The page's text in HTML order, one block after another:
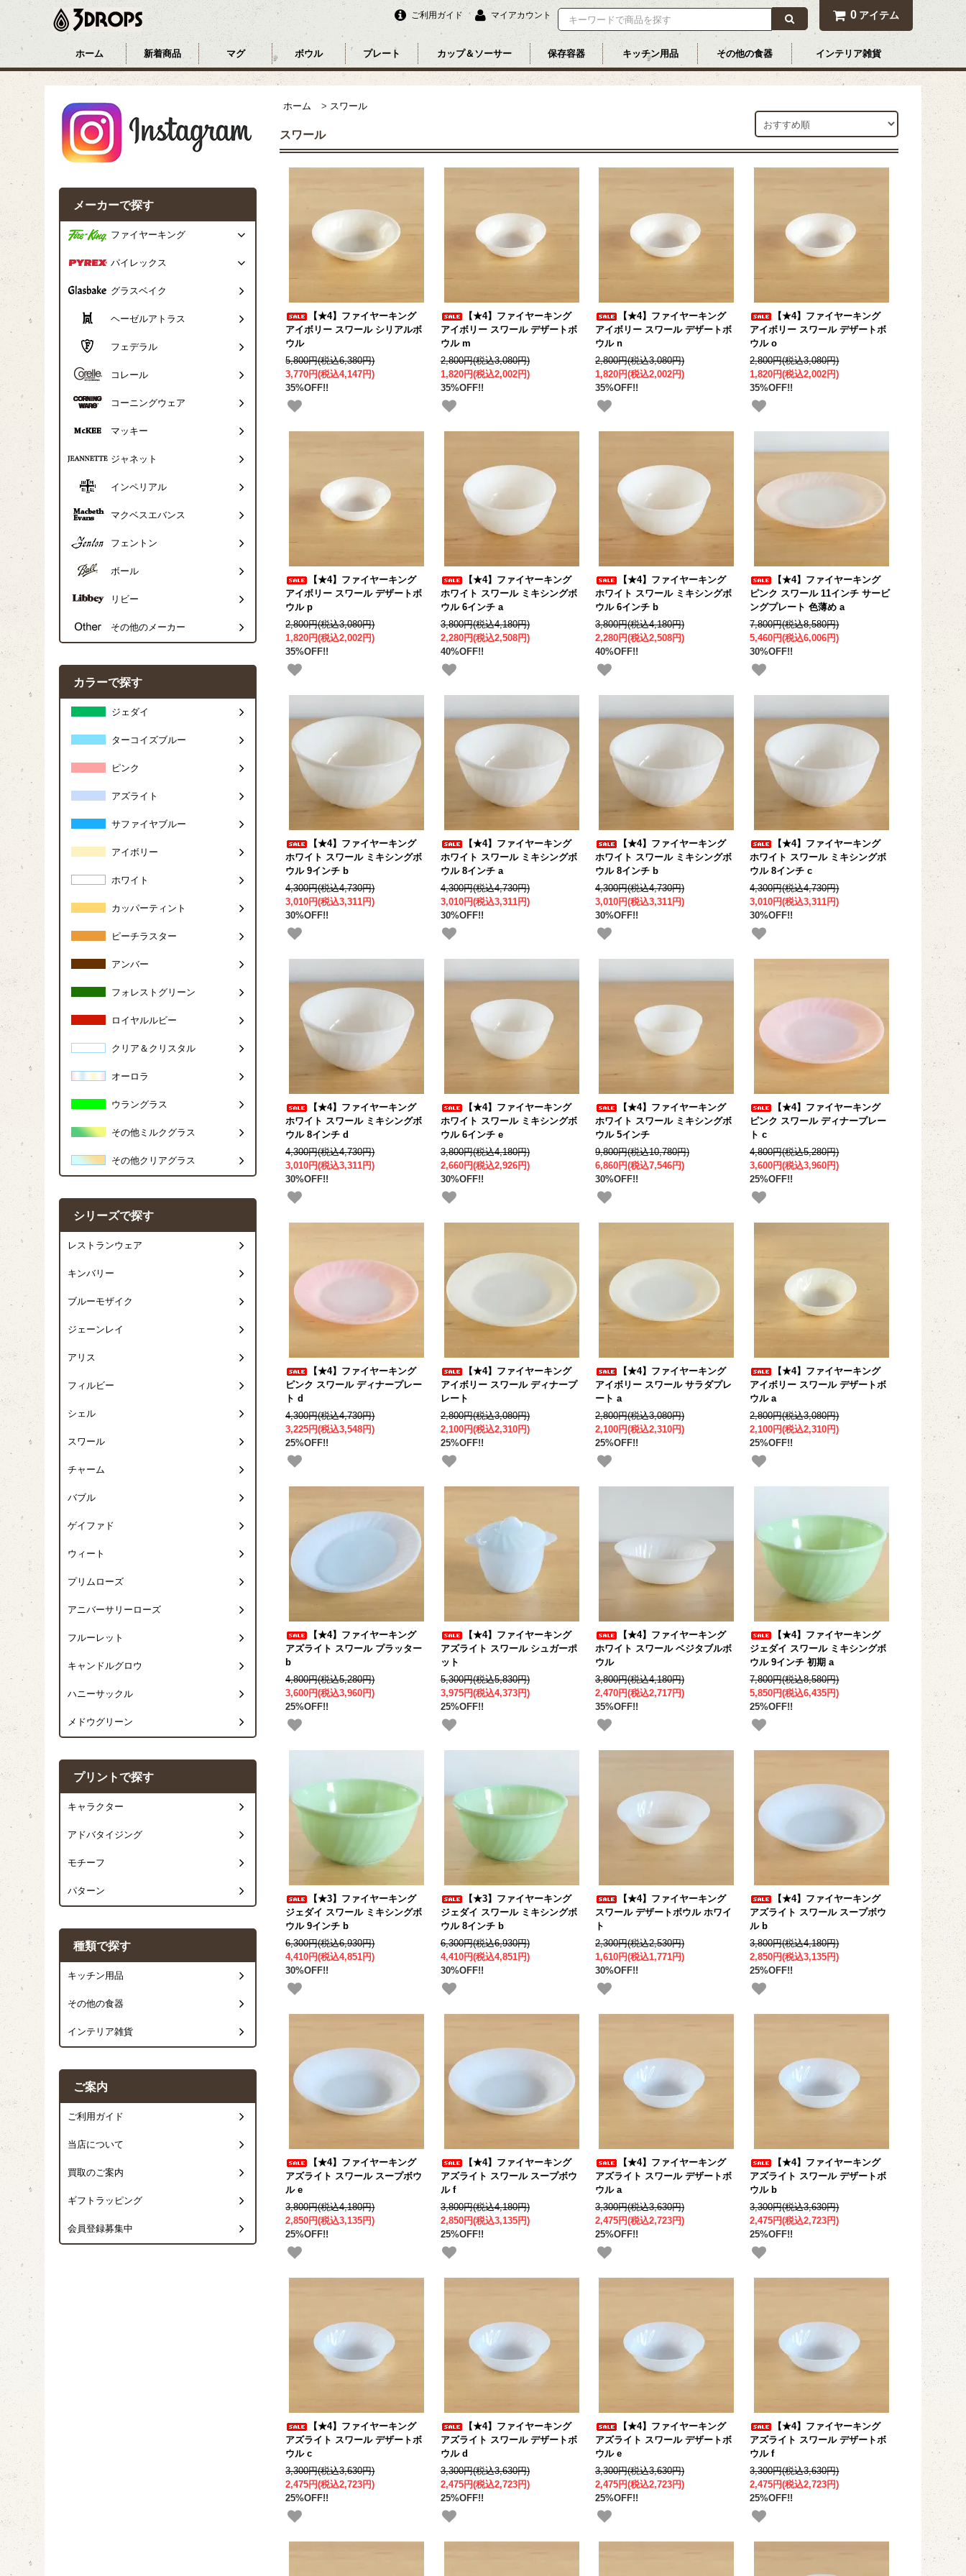
ご利用ガイド マイアカウント 0 アイテム
ホーム 新着商品 マグ ボウル プレート カップ＆ソーサー 保存容器 キッチン用品 その他の食器 インテリア雑貨
ホーム > スワール
スワール
【★4】ファイヤーキング
アイボリー スワール シリアルボ
ウル
5,800円(税込6,380円)
3,770円(税込4,147円)
35%OFF!!
【★4】ファイヤーキング
アイボリー スワール デザートボ
ウル m
2,800円(税込3,080円)
1,820円(税込2,002円)
35%OFF!!
【★4】ファイヤーキング
アイボリー スワール デザートボ
ウル n
2,800円(税込3,080円)
1,820円(税込2,002円)
35%OFF!!
【★4】ファイヤーキング
アイボリー スワール デザートボ
ウル o
2,800円(税込3,080円)
1,820円(税込2,002円)
35%OFF!!
【★4】ファイヤーキング
アイボリー スワール デザートボ
ウル p
2,800円(税込3,080円)
1,820円(税込2,002円)
35%OFF!!
【★4】ファイヤーキング
ホワイト スワール ミキシングボ
ウル 6インチ a
3,800円(税込4,180円)
2,280円(税込2,508円)
40%OFF!!
【★4】ファイヤーキング
ホワイト スワール ミキシングボ
ウル 6インチ b
3,800円(税込4,180円)
2,280円(税込2,508円)
40%OFF!!
【★4】ファイヤーキング
ピンク スワール 11インチ サービ
ングプレート 色薄め a
7,800円(税込8,580円)
5,460円(税込6,006円)
30%OFF!!
【★4】ファイヤーキング
ホワイト スワール ミキシングボ
ウル 9インチ b
4,300円(税込4,730円)
3,010円(税込3,311円)
30%OFF!!
【★4】ファイヤーキング
ホワイト スワール ミキシングボ
ウル 8インチ a
4,300円(税込4,730円)
3,010円(税込3,311円)
30%OFF!!
【★4】ファイヤーキング
ホワイト スワール ミキシングボ
ウル 8インチ b
4,300円(税込4,730円)
3,010円(税込3,311円)
30%OFF!!
【★4】ファイヤーキング
ホワイト スワール ミキシングボ
ウル 8インチ c
4,300円(税込4,730円)
3,010円(税込3,311円)
30%OFF!!
【★4】ファイヤーキング
ホワイト スワール ミキシングボ
ウル 8インチ d
4,300円(税込4,730円)
3,010円(税込3,311円)
30%OFF!!
【★4】ファイヤーキング
ホワイト スワール ミキシングボ
ウル 6インチ e
3,800円(税込4,180円)
2,660円(税込2,926円)
30%OFF!!
【★4】ファイヤーキング
ホワイト スワール ミキシングボ
ウル 5インチ
9,800円(税込10,780円)
6,860円(税込7,546円)
30%OFF!!
【★4】ファイヤーキング
ピンク スワール ディナープレー
ト c
4,800円(税込5,280円)
3,600円(税込3,960円)
25%OFF!!
【★4】ファイヤーキング
ピンク スワール ディナープレー
ト d
4,300円(税込4,730円)
3,225円(税込3,548円)
25%OFF!!
【★4】ファイヤーキング
アイボリー スワール ディナープ
レート
2,800円(税込3,080円)
2,100円(税込2,310円)
25%OFF!!
【★4】ファイヤーキング
アイボリー スワール サラダプレ
ート a
2,800円(税込3,080円)
2,100円(税込2,310円)
25%OFF!!
【★4】ファイヤーキング
アイボリー スワール デザートボ
ウル a
2,800円(税込3,080円)
2,100円(税込2,310円)
25%OFF!!
【★4】ファイヤーキング
アズライト スワール プラッター
b
4,800円(税込5,280円)
3,600円(税込3,960円)
25%OFF!!
【★4】ファイヤーキング
アズライト スワール シュガーポ
ット
5,300円(税込5,830円)
3,975円(税込4,373円)
25%OFF!!
【★4】ファイヤーキング
ホワイト スワール ベジタブルボ
ウル
3,800円(税込4,180円)
2,470円(税込2,717円)
35%OFF!!
【★4】ファイヤーキング
ジェダイ スワール ミキシングボ
ウル 9インチ 初期 a
7,800円(税込8,580円)
5,850円(税込6,435円)
25%OFF!!
【★3】ファイヤーキング
ジェダイ スワール ミキシングボ
ウル 9インチ b
6,300円(税込6,930円)
4,410円(税込4,851円)
30%OFF!!
【★3】ファイヤーキング
ジェダイ スワール ミキシングボ
ウル 8インチ b
6,300円(税込6,930円)
4,410円(税込4,851円)
30%OFF!!
【★4】ファイヤーキング
スワール デザートボウル ホワイ
ト
2,300円(税込2,530円)
1,610円(税込1,771円)
30%OFF!!
【★4】ファイヤーキング
アズライト スワール スープボウ
ル b
3,800円(税込4,180円)
2,850円(税込3,135円)
25%OFF!!
【★4】ファイヤーキング
アズライト スワール スープボウ
ル e
3,800円(税込4,180円)
2,850円(税込3,135円)
25%OFF!!
【★4】ファイヤーキング
アズライト スワール スープボウ
ル f
3,800円(税込4,180円)
2,850円(税込3,135円)
25%OFF!!
【★4】ファイヤーキング
アズライト スワール デザートボ
ウル a
3,300円(税込3,630円)
2,475円(税込2,723円)
25%OFF!!
【★4】ファイヤーキング
アズライト スワール デザートボ
ウル b
3,300円(税込3,630円)
2,475円(税込2,723円)
25%OFF!!
【★4】ファイヤーキング
アズライト スワール デザートボ
ウル c
3,300円(税込3,630円)
2,475円(税込2,723円)
25%OFF!!
【★4】ファイヤーキング
アズライト スワール デザートボ
ウル d
3,300円(税込3,630円)
2,475円(税込2,723円)
25%OFF!!
【★4】ファイヤーキング
アズライト スワール デザートボ
ウル e
3,300円(税込3,630円)
2,475円(税込2,723円)
25%OFF!!
【★4】ファイヤーキング
アズライト スワール デザートボ
ウル f
3,300円(税込3,630円)
2,475円(税込2,723円)
25%OFF!!
メーカーで探す
ファイヤーキング
パイレックス
グラスベイク
ヘーゼルアトラス
フェデラル
コレール
コーニングウェア
マッキー
ジャネット
インペリアル
マクベスエバンス
フェントン
ボール
リビー
その他のメーカー
カラーで探す
ジェダイ
ターコイズブルー
ピンク
アズライト
サファイヤブルー
アイボリー
ホワイト
カッパーティント
ピーチラスター
アンバー
フォレストグリーン
ロイヤルルビー
クリア＆クリスタル
オーロラ
ウラングラス
その他ミルクグラス
その他クリアグラス
シリーズで探す
レストランウェア
キンバリー
ブルーモザイク
ジェーンレイ
アリス
フィルビー
シェル
スワール
チャーム
バブル
ゲイファド
ウィート
プリムローズ
アニバーサリーローズ
フルーレット
キャンドルグロウ
ハニーサックル
メドウグリーン
プリントで探す
キャラクター
アドバタイジング
モチーフ
パターン
種類で探す
キッチン用品
その他の食器
インテリア雑貨
ご案内
ご利用ガイド
当店について
買取のご案内
ギフトラッピング
会員登録募集中